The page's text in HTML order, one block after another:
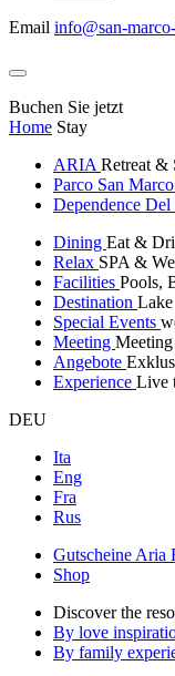
Email info@san-
Buchen Sie jetzt
Home Stay
ARIA Retreat &
Parco San Marco
Dependence Del
Dining Eat &
Relax SPA &
Facilities Pools,
Destination
Special Events
Meeting
Angebote
Experience Live
DEU
Ita
Eng
Fra
Rus
Gutscheine Aria
Shop
Discover the
By love
By family